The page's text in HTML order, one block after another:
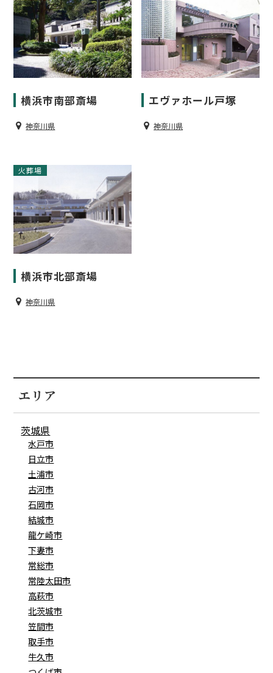
横浜市南部斎場
神奈川県
エヴァホール戸塚
神奈川県
葬儀場
火葬場
横浜市北部斎場
神奈川県
エリア
茨城県
水戸市
日立市
土浦市
古河市
石岡市
結城市
龍ケ崎市
下妻市
常総市
常陸太田市
高萩市
北茨城市
笠間市
取手市
牛久市